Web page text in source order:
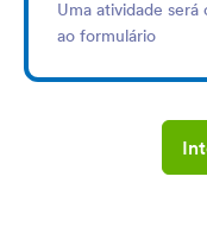
Uma atividade
ao formulário